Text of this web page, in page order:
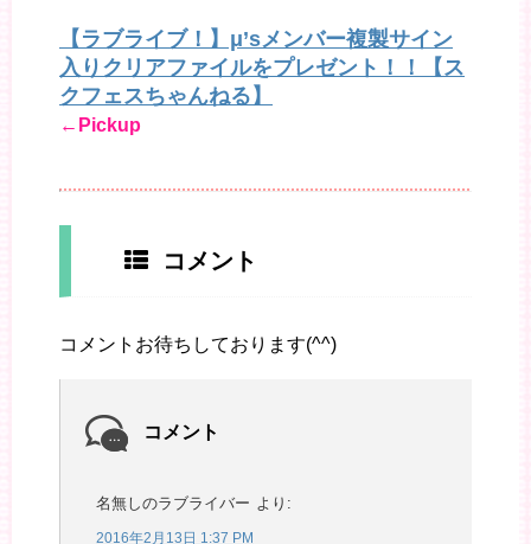
【ラブライブ！】μ’sメンバー複製サイン
入りクリアファイルをプレゼント！！【ス
クフェスちゃんねる】
←Pickup
コメント
コメントお待ちしております(^^)
コメント
名無しのラブライバー より:
2016年2月13日 1:37 PM